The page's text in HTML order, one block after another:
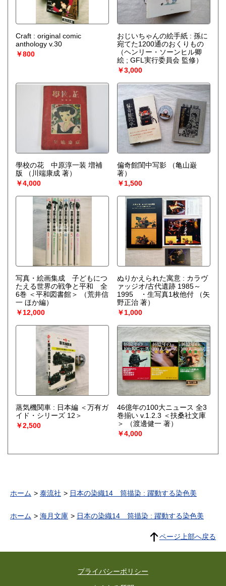
Craft : original comic
anthology v.30
￥800
おじいちゃんの絵手紙 : 孫に
宛てた1200通のおくりもの
（ヘンリー・ソーンヒル卿
絵 ; GFL実行委員会 監修）
￥3,000
學校の花 中原淳一装 増補
版
（川端康成 著）
￥4,000
偏奇館閨中写影
（亀山巌
著）
￥1,500
写真・絵画集成 子どもにつ
たえる世界の戦争と平和 全
6巻 ＜平和図書館＞
（荒井信
一 ほか編）
￥12,000
ぬりかえられた寓意 : カラヴ
ァッジオ/古代遺跡 1985～
1995 ・生写真1枚他付
（矢
野正治 著）
￥1,000
蒸気機関車 : 日本編 ＜万有ガ
イド・シリーズ 12＞
￥2,500
46億年の100大ニュース 全3
巻揃い v.1.2.3 ＜扶桑社文庫
＞
（渡邊健一 著）
￥4,000
ホーム 泰流社 日本の染織14 筒描染 : 躍動する染色美
ホーム 海月文庫 日本の染織14 筒描染 : 躍動する染色美
ページ上部へ戻る
プライバシーポリシー